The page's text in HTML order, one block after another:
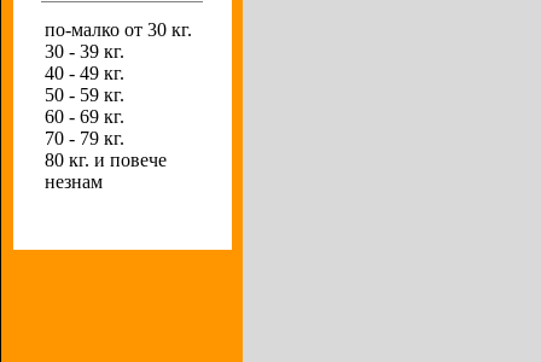
по-малко от 30 кг.
30 - 39 кг.
40 - 49 кг.
50 - 59 кг.
60 - 69 кг.
70 - 79 кг.
80 кг. и повече
незнам